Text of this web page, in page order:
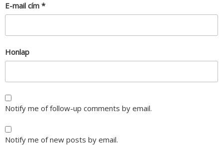
E-mail cím *
Honlap
Notify me of follow-up comments by email.
Notify me of new posts by email.